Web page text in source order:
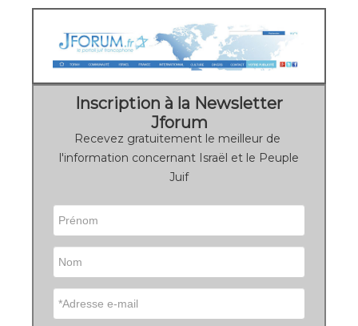
Inscription à la Newsletter
Jforum
Recevez gratuitement le meilleur de
l'information concernant Israël et le Peuple
Juif